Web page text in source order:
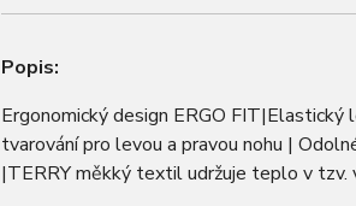
Popis:
Ergonomický design ERGO
tvarování pro levou a pravou nohu |
|TERRY měkký textil udržuje teplo v tzv.